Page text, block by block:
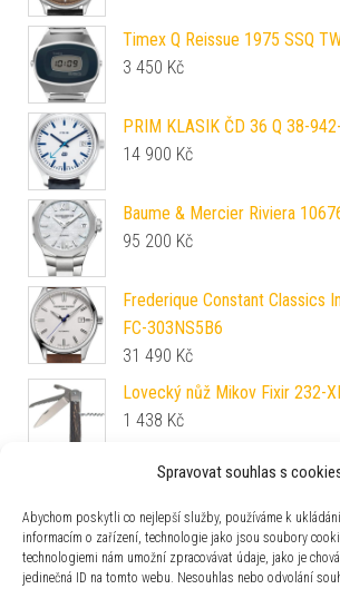
Spravovat souhlas s
Abychom poskytli co nejlepší služby, používáme k
informacím o zařízení, technologie jako jsou soubory
technologiemi nám umožní zpracovávat údaje, jako je
jedinečná ID na tomto webu. Nesouhlas nebo odvolání
Timex Q Reissue 1975 SSQ
3 450 Kč
PRIM KLASIK ČD 36 Q 38-
14 900 Kč
Baume & Mercier Riviera
95 200 Kč
Frederique Constant Classics
FC-303NS5B6
31 490 Kč
Lovecký nůž Mikov Fixir 232-
1 438 Kč
Biatec CS30M - limitovaná
modrá - 16
36 990Kč
Festina Swiss Made 20032/1